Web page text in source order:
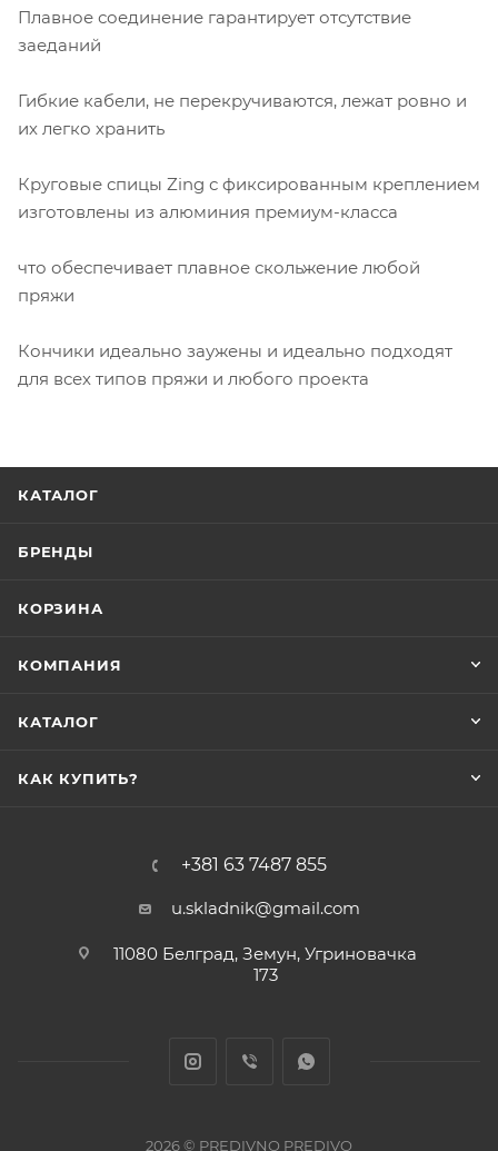
Плавное соединение гарантирует отсутствие
заеданий
Гибкие кабели, не перекручиваются, лежат ровно и
их легко хранить
Круговые спицы Zing с фиксированным креплением
изготовлены из алюминия премиум-класса
что обеспечивает плавное скольжение любой
пряжи
Кончики идеально заужены и идеально подходят
для всех типов пряжи и любого проекта
КАТАЛОГ
БРЕНДЫ
КОРЗИНА
КОМПАНИЯ
КАТАЛОГ
КАК КУПИТЬ?
+381 63 7487 855
u.skladnik@gmail.com
11080 Белград, Земун, Угриновачка
173
2026 © PREDIVNO PREDIVO